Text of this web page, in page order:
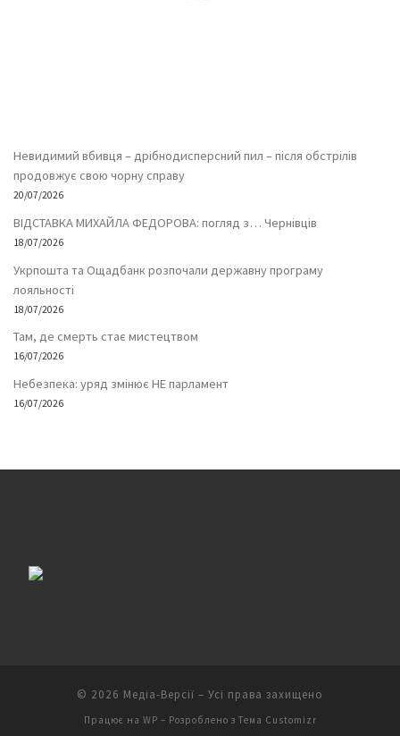
Невидимий вбивця – дрібнодисперсний пил – після обстрілів
продовжує свою чорну справу
20/07/2026
ВІДСТАВКА МИХАЙЛА ФЕДОРОВА: погляд з… Чернівців
18/07/2026
Укрпошта та Ощадбанк розпочали державну програму
лояльності
18/07/2026
Там, де смерть стає мистецтвом
16/07/2026
Небезпека: уряд змінює НЕ парламент
16/07/2026
© 2026 Медіа-Версії – Усі права захищено
Працює на WP – Розроблено з Тема Customizr